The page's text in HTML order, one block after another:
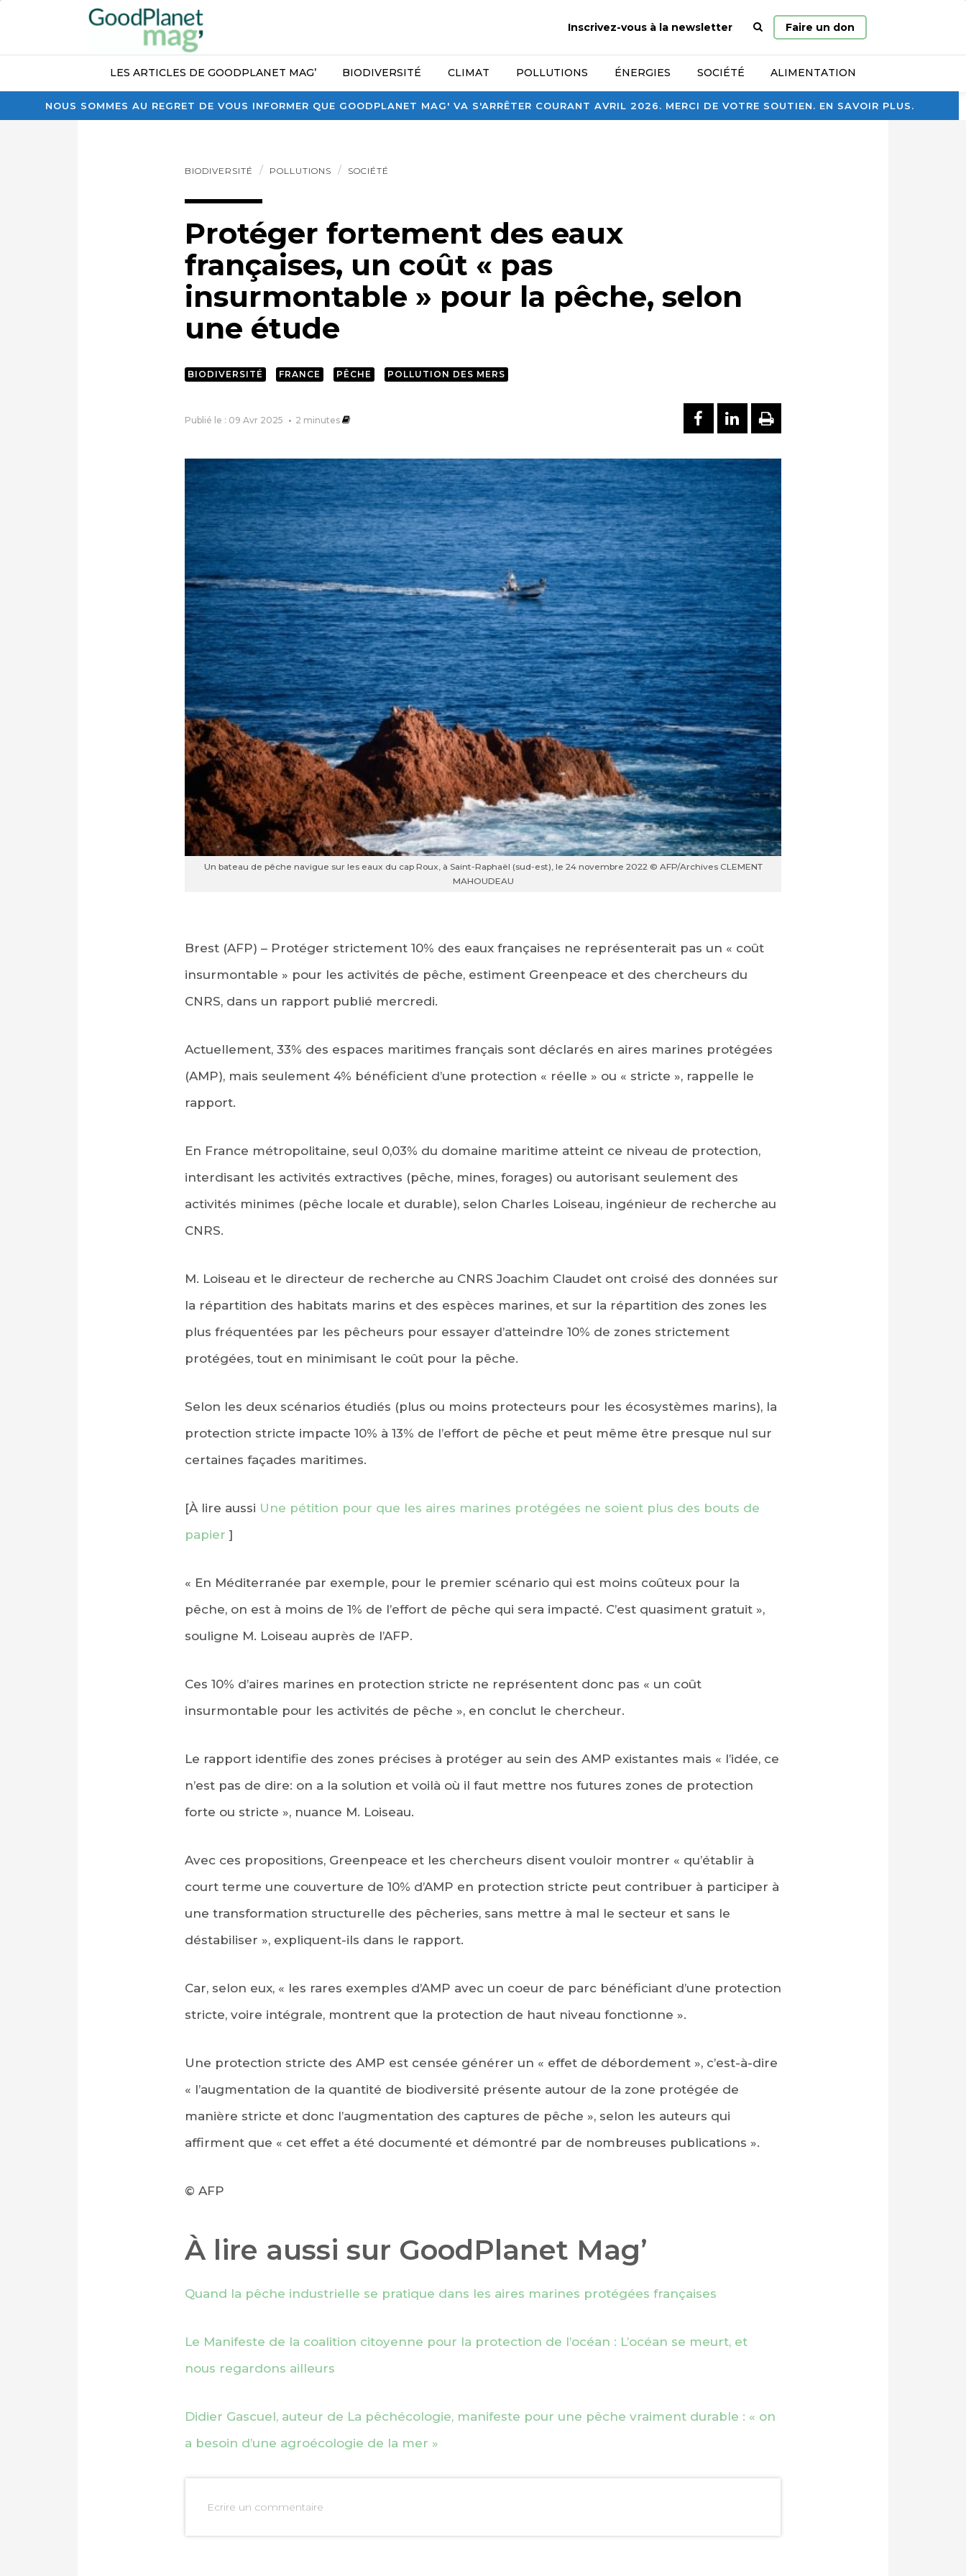
NOUS SOMMES AU REGRET DE VOUS INFORMER QUE GOODPLANET MAG' VA S'ARRÊTER COURANT AVRIL 2026. MERCI DE VOTRE SOUTIEN. EN SAVOIR PLUS.
Inscrivez-vous à la newsletter
Page
d’accueil
Faire un don
LES ARTICLES DE GOODPLANET MAG’ BIODIVERSITÉ CLIMAT POLLUTIONS ÉNERGIES SOCIÉTÉ ALIMENTATION
PARTAGER SUR FACEBOOK
PARTAGER SUR LINKEDIN
BIODIVERSITÉ POLLUTIONS SOCIÉTÉ
Protéger fortement des eaux
françaises, un coût « pas
insurmontable » pour la pêche, selon
une étude
BIODIVERSITÉ FRANCE PÊCHE POLLUTION DES MERS
Publié le : 09 Avr 2025 2 minutes PARTAGER SUR FACEBOOK
PARTAGER SUR
IMPRIMER
Un bateau de pêche navigue sur les eaux du cap Roux, à Saint-Raphaël (sud-est), le 24 novembre 2022 © AFP/Archives CLEMENT
MAHOUDEAU
Brest (AFP) – Protéger strictement 10% des eaux françaises ne représenterait pas un « coût
insurmontable » pour les activités de pêche, estiment Greenpeace et des chercheurs du
CNRS, dans un rapport publié mercredi.
Actuellement, 33% des espaces maritimes français sont déclarés en aires marines protégées
(AMP), mais seulement 4% bénéficient d’une protection « réelle » ou « stricte », rappelle le
rapport.
En France métropolitaine, seul 0,03% du domaine maritime atteint ce niveau de protection,
interdisant les activités extractives (pêche, mines, forages) ou autorisant seulement des
activités minimes (pêche locale et durable), selon Charles Loiseau, ingénieur de recherche au
CNRS.
M. Loiseau et le directeur de recherche au CNRS Joachim Claudet ont croisé des données sur
la répartition des habitats marins et des espèces marines, et sur la répartition des zones les
plus fréquentées par les pêcheurs pour essayer d’atteindre 10% de zones strictement
protégées, tout en minimisant le coût pour la pêche.
Selon les deux scénarios étudiés (plus ou moins protecteurs pour les écosystèmes marins), la
protection stricte impacte 10% à 13% de l’effort de pêche et peut même être presque nul sur
certaines façades maritimes.
[À lire aussi Une pétition pour que les aires marines protégées ne soient plus des bouts de
papier ]
« En Méditerranée par exemple, pour le premier scénario qui est moins coûteux pour la
pêche, on est à moins de 1% de l’effort de pêche qui sera impacté. C’est quasiment gratuit »,
souligne M. Loiseau auprès de l’AFP.
Ces 10% d’aires marines en protection stricte ne représentent donc pas « un coût
insurmontable pour les activités de pêche », en conclut le chercheur.
Le rapport identifie des zones précises à protéger au sein des AMP existantes mais « l’idée, ce
n’est pas de dire: on a la solution et voilà où il faut mettre nos futures zones de protection
forte ou stricte », nuance M. Loiseau.
Avec ces propositions, Greenpeace et les chercheurs disent vouloir montrer « qu’établir à
court terme une couverture de 10% d’AMP en protection stricte peut contribuer à participer à
une transformation structurelle des pêcheries, sans mettre à mal le secteur et sans le
déstabiliser », expliquent-ils dans le rapport.
Car, selon eux, « les rares exemples d’AMP avec un coeur de parc bénéficiant d’une protection
stricte, voire intégrale, montrent que la protection de haut niveau fonctionne ».
Une protection stricte des AMP est censée générer un « effet de débordement », c’est-à-dire
« l’augmentation de la quantité de biodiversité présente autour de la zone protégée de
manière stricte et donc l’augmentation des captures de pêche », selon les auteurs qui
affirment que « cet effet a été documenté et démontré par de nombreuses publications ».
© AFP
À lire aussi sur GoodPlanet Mag’
Quand la pêche industrielle se pratique dans les aires marines protégées françaises
Le Manifeste de la coalition citoyenne pour la protection de l’océan : L’océan se meurt, et
nous regardons ailleurs
Didier Gascuel, auteur de La pêchécologie, manifeste pour une pêche vraiment durable : « on
a besoin d’une agroécologie de la mer »
Ecrire un commentaire